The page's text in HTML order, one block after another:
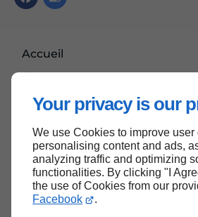
Your privacy is our
We use Cookies to improve
personalising content and ads,
analyzing traffic and optimizing
functionalities. By clicking "I
the use of Cookies from our
Facebook
.
Accueil
Contactez-nous
Mentions légales
Haut de